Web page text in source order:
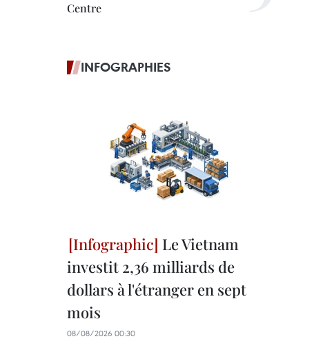
Centre
INFOGRAPHIES
Le Vietnam
investit 2,36 milliards de
dollars à l'étranger en sept
mois
08/08/2026 00:30